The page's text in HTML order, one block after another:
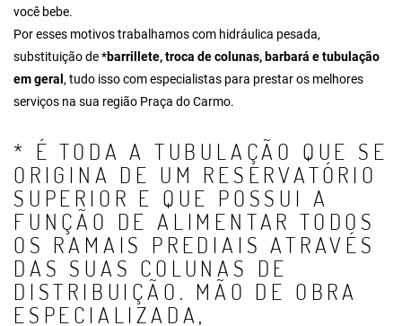
você bebe.
Por esses motivos trabalhamos com hidráulica pesada,
substituição de *barrillete, troca de colunas, barbará e tubulação
em geral , tudo isso com especialistas para prestar os melhores
serviços na sua região Praça do Carmo.
* É TODA A TUBULAÇÃO QUE SE
ORIGINA DE UM RESERVATÓRIO
SUPERIOR E QUE POSSUI A
FUNÇÃO DE ALIMENTAR TODOS
OS RAMAIS PREDIAIS ATRAVÉS
DAS SUAS COLUNAS DE
DISTRIBUIÇÃO. MÃO DE OBRA
ESPECIALIZADA,